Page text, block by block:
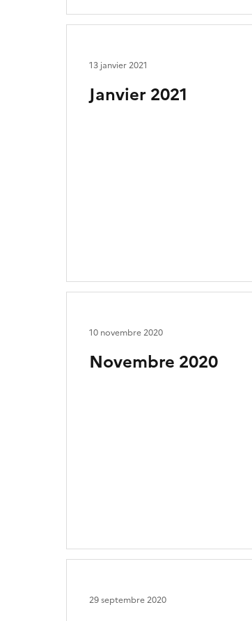
Janvier 2021
13 janvier 2021
Novembre 2020
10 novembre 2020
29 septembre 2020